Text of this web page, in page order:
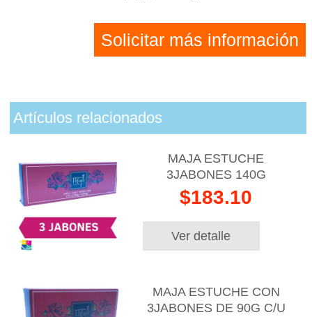
Solicitar más información
Artículos relacionados
MAJA ESTUCHE
3JABONES 140G
$183.10
Ver detalle
MAJA ESTUCHE CON
3JABONES DE 90G C/U